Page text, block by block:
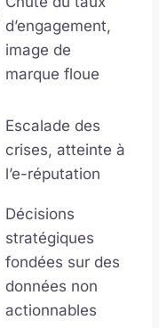
d’engagement,
image de
marque floue
Escalade des
crises, atteinte à
l’e-réputation
Décisions
stratégiques
fondées sur des
données non
actionnables